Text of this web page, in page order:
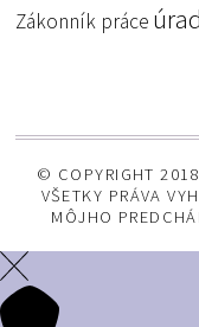
Zákonník práce
© COPYRIGHT
VŠETKY PRÁVA
MÔJHO